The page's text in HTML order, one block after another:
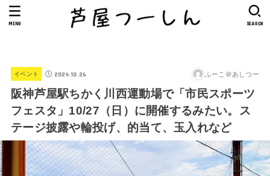
SEARCH
MENU
イベント 2024.10.26 ふーこ＠あしつー
阪神芦屋駅ちかく川西運動場で「市民スポーツ
フェスタ」10/27（日）に開催するみたい。ス
テージ披露や輪投げ、的当て、玉入れなど